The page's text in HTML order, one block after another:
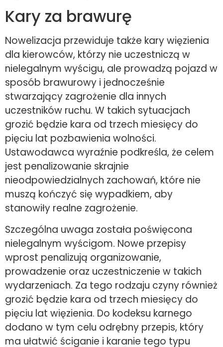
Kary za brawurę
Nowelizacja przewiduje także kary więzienia
dla kierowców, którzy nie uczestniczą w
nielegalnym wyścigu, ale prowadzą pojazd w
sposób brawurowy i jednocześnie
stwarzający zagrożenie dla innych
uczestników ruchu. W takich sytuacjach
grozić będzie kara od trzech miesięcy do
pięciu lat pozbawienia wolności.
Ustawodawca wyraźnie podkreśla, że celem
jest penalizowanie skrajnie
nieodpowiedzialnych zachowań, które nie
muszą kończyć się wypadkiem, aby
stanowiły realne zagrożenie.
Szczególna uwaga została poświęcona
nielegalnym wyścigom. Nowe przepisy
wprost penalizują organizowanie,
prowadzenie oraz uczestniczenie w takich
wydarzeniach. Za tego rodzaju czyny również
grozić będzie kara od trzech miesięcy do
pięciu lat więzienia. Do kodeksu karnego
dodano w tym celu odrębny przepis, który
ma ułatwić ściganie i karanie tego typu